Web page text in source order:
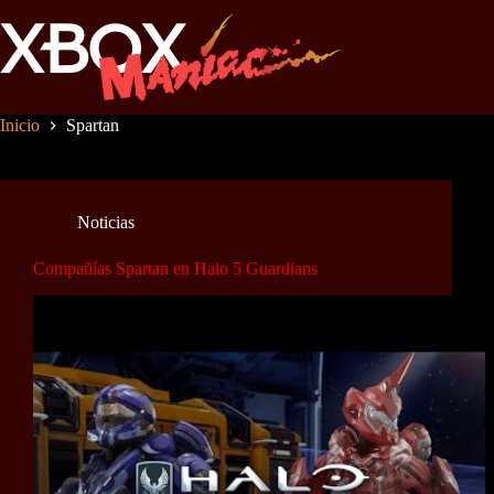
al
contenido
Inicio Spartan
Noticias
Compañías Spartan en Halo 5 Guardians